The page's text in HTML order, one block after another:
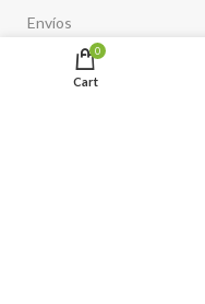
Envíos
Términos y Condiciones
0
Cart